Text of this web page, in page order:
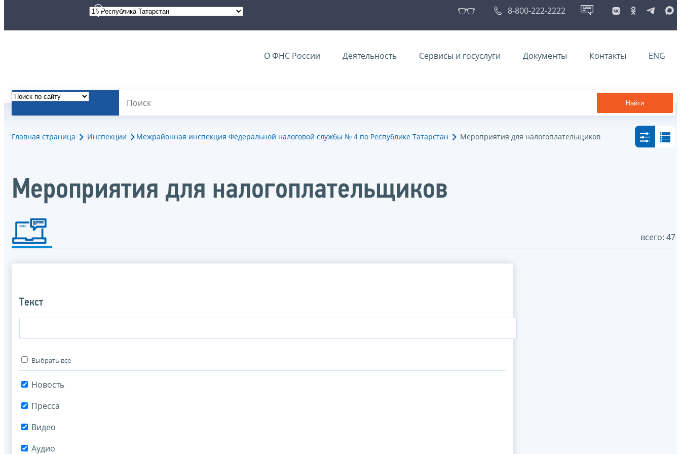
8-800-222-2222
О ФНС России Деятельность Сервисы и госуслуги Документы Контакты ENG
Найти
Главная страница Инспекции Межрайонная инспекция Федеральной налоговой службы № 4 по Республике Татарстан Мероприятия для налогоплательщиков
Мероприятия для налогоплательщиков
всего: 47
Текст
Выбрать все
Новость
Пресса
Видео
Аудио